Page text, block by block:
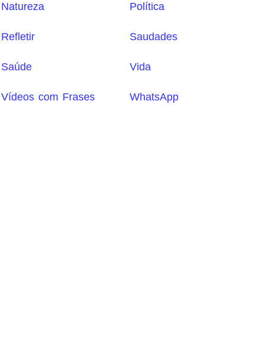
Natureza Política
Refletir Saudades
Saúde Vida
Vídeos com Frases WhatsApp